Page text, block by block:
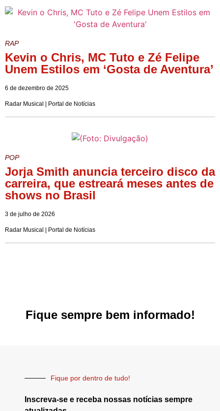
RAP
Kevin o Chris, MC Tuto e Zé Felipe
Unem Estilos em ‘Gosta de Aventura’
6 de dezembro de 2025
Radar Musical | Portal de Notícias
POP
Jorja Smith anuncia terceiro disco da
carreira, que estreará meses antes de
shows no Brasil
3 de julho de 2026
Radar Musical | Portal de Notícias
Fique sempre bem informado!
Fique por dentro de tudo!
Inscreva-se e receba nossas notícias sempre